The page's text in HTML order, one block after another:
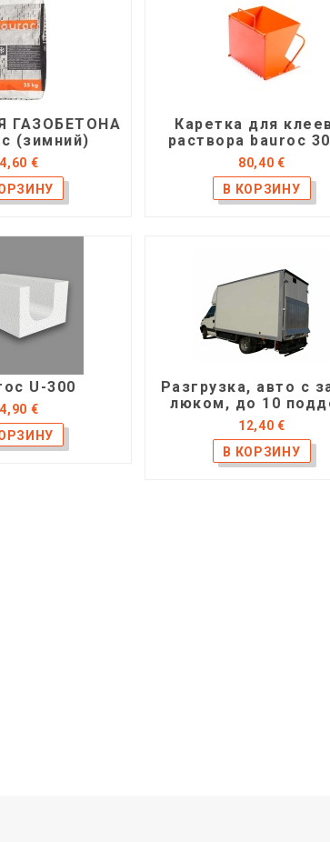
ГАЗОБЕТОНА
(зимний)
€
Каретка для
раствора bauroc
80,40 €
U-300
€
Разгрузка, авто с
люком, до 10
12,40 €